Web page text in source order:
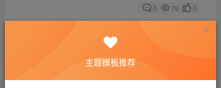
0 79 0
“互联网企业可能比较好一点的都是大的VIE的结构去
出去，现在也是因为国内资本市场有一些盈利性的要求，
互联网企业很多刚开始的时候没有办法满足盈利性的要
求，因为它为了快速增长。”
主题模板推荐